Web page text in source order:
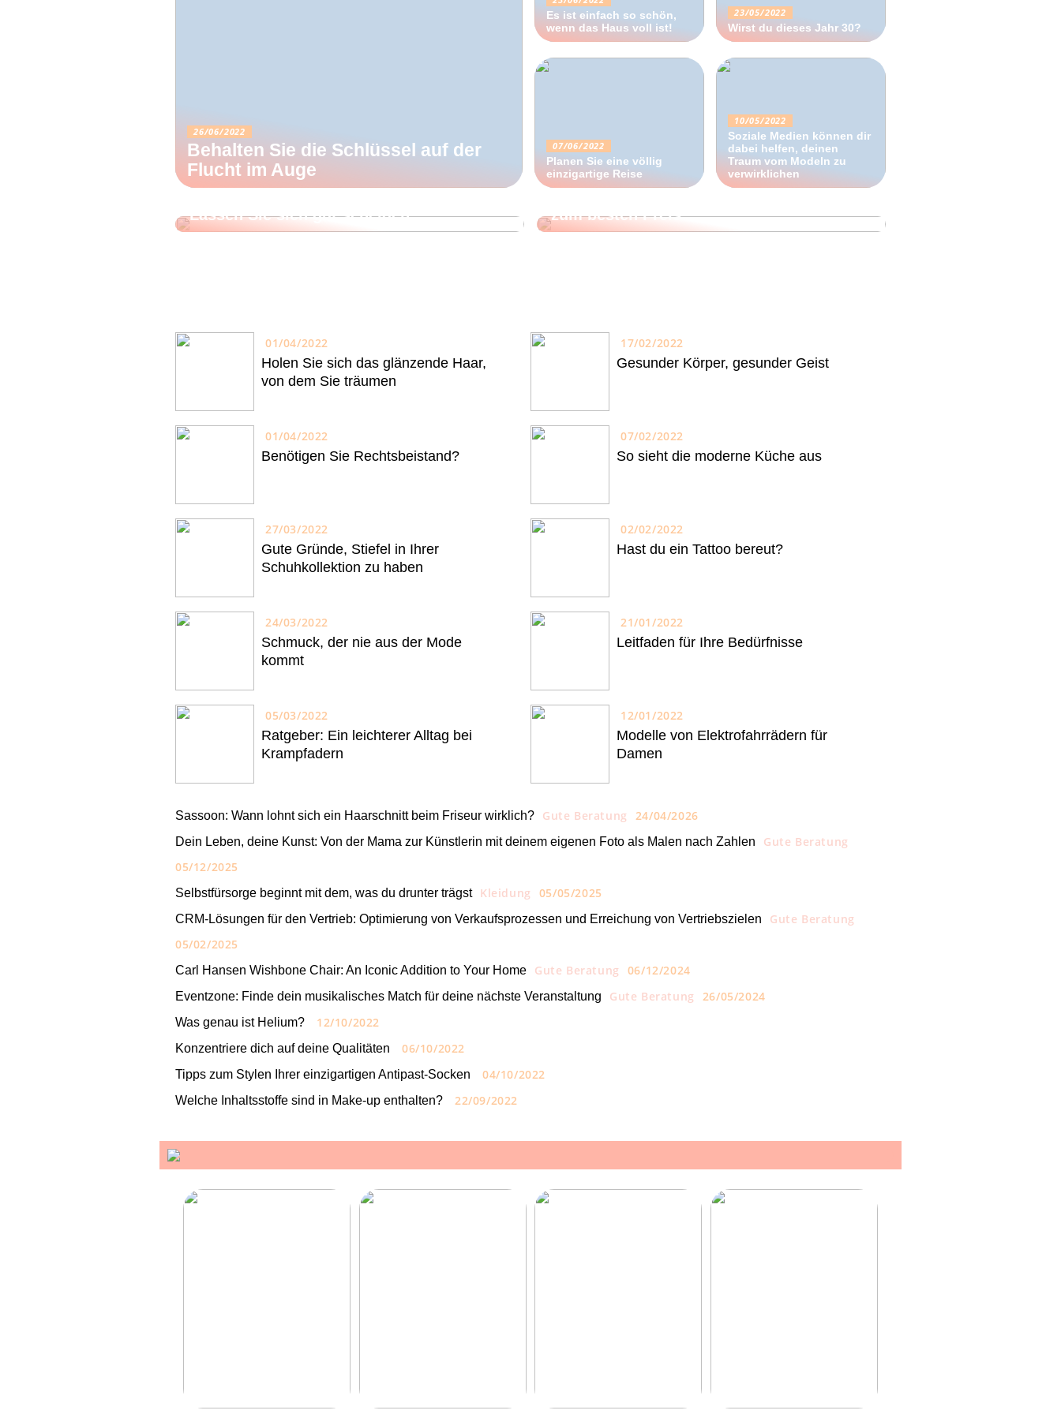
26/06/2022
Behalten Sie die Schlüssel auf der
Flucht im Auge
Es ist einfach so schön,
wenn das Haus voll ist!
07/06/2022
Planen Sie eine völlig
einzigartige Reise
23/05/2022
Wirst du dieses Jahr 30?
10/05/2022
Soziale Medien können dir
dabei helfen, deinen
Traum vom Modeln zu
verwirklichen
02/05/2022
Lassen Sie sich gut scheiden
10/04/2022
zum besten Preis
01/04/2022
Holen Sie sich das glänzende Haar,
von dem Sie träumen
01/04/2022
Benötigen Sie Rechtsbeistand?
27/03/2022
Gute Gründe, Stiefel in Ihrer
Schuhkollektion zu haben
24/03/2022
Schmuck, der nie aus der Mode
kommt
05/03/2022
Ratgeber: Ein leichterer Alltag bei
Krampfadern
17/02/2022
Gesunder Körper, gesunder Geist
07/02/2022
So sieht die moderne Küche aus
02/02/2022
Hast du ein Tattoo bereut?
21/01/2022
Leitfaden für Ihre Bedürfnisse
12/01/2022
Modelle von Elektrofahrrädern für
Damen
Sassoon: Wann lohnt sich ein Haarschnitt beim Friseur wirklich? Gute Beratung 24/04/2026
Dein Leben, deine Kunst: Von der Mama zur Künstlerin mit deinem eigenen Foto als Malen nach Zahlen
Gute Beratung
05/12/2025
Selbstfürsorge beginnt mit dem, was du drunter trägst Kleidung 05/05/2025
CRM-Lösungen für den Vertrieb: Optimierung von Verkaufsprozessen und Erreichung von Vertriebszielen
Gute Beratung
05/02/2025
Carl Hansen Wishbone Chair: An Iconic Addition to Your Home Gute Beratung 06/12/2024
Eventzone: Finde dein musikalisches Match für deine nächste Veranstaltung Gute Beratung 26/05/2024
Was genau ist Helium? 12/10/2022
Konzentriere dich auf deine Qualitäten 06/10/2022
Tipps zum Stylen Ihrer einzigartigen Antipast-Socken 04/10/2022
Welche Inhaltsstoffe sind in Make-up enthalten? 22/09/2022